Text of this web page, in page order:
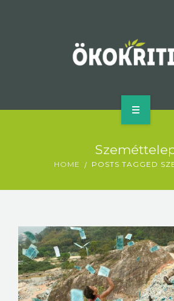
MI AZ ÖKOKRITIKA?
SZERZŐ
KAPCSOLAT
HOME POSTS TAGGED